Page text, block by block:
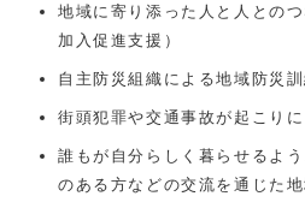
地域に寄り添った人と人との
加入促進支援）
自主防災組織による地域防災
街頭犯罪や交通事故が起こり
誰もが自分らしく暮らせるよ
のある方などの交流を通じた